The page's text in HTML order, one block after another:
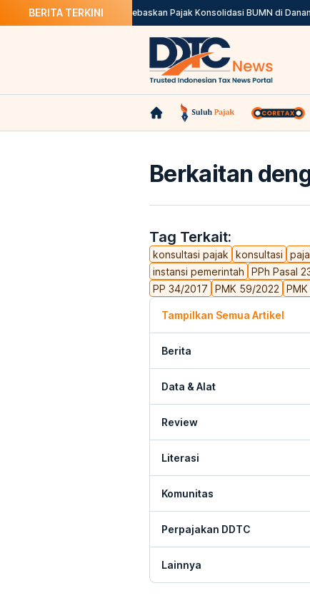
BERITA TERKINI
Kendaraan Purbaya Bebaskan Pajak Konsolidasi BUMN di Danantara
Berkaitan
Tag Terkait:
konsultasi pajak konsultasi
instansi pemerintah
PPh Pasal
PP 34/2017
PMK 59/2022
Tampilkan Semua Artikel
Berita
Data & Alat
Review
Literasi
Komunitas
Perpajakan DDTC
Lainnya